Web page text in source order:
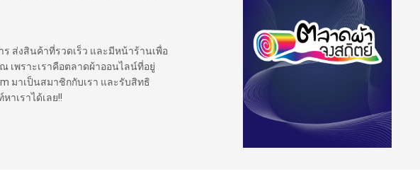
ส่งสินค้าที่รวดเร็ว และมีหน้าร้านเพื่อ
เพราะเราคือตลาดผ้าออนไลน์ที่อยู่
มาเป็นสมาชิกกับเรา และรับสิทธิ
าเราได้เลย!!